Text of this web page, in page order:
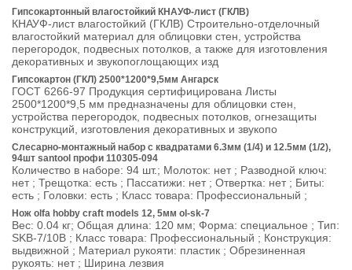
Гипсокартонный влагостойкий КНАУФ-лист (ГКЛВ)
КНАУФ-лист влагостойкий (ГКЛВ) Строительно-отделочный
влагостойкий материал для облицовки стен, устройства
перегородок, подвесных потолков, а также для изготовления
декоративных и звукопоглощающих изд
Гипсокартон (ГКЛ) 2500*1200*9,5мм Ангарск
ГОСТ 6266-97 Продукция сертифицирована Листы
2500*1200*9,5 мм предназначены для облицовки стен,
устройства перегородок, подвесных потолков, огнезащиты
конструкций, изготовления декоративных и звукопо
Слесарно-монтажный набор с квадратами 6.3мм (1/4) и 12.5мм (1/2),
94шт santool профи 110305-094
Количество в наборе: 94 шт.; Молоток: нет ; Разводной ключ:
нет ; Трещотка: есть ; Пассатижи: нет ; Отвертка: нет ; Биты:
есть ; Головки: есть ; Класс товара: Профессиональный ;
Нож olfa hobby craft models 12, 5мм ol-sk-7
Вес: 0.04 кг; Общая длина: 120 мм; Форма: специальное ; Тип:
SKB-7/10B ; Класс товара: Профессиональный ; Конструкция:
выдвижной ; Материал рукояти: пластик ; Обрезиненная
рукоять: нет ; Ширина лезвия